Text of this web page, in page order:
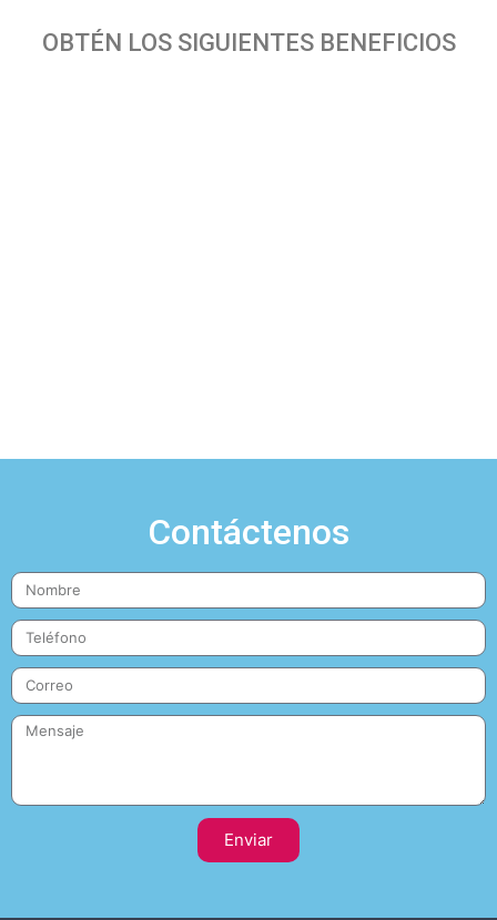
OBTÉN LOS SIGUIENTES BENEFICIOS
Contáctenos
Enviar